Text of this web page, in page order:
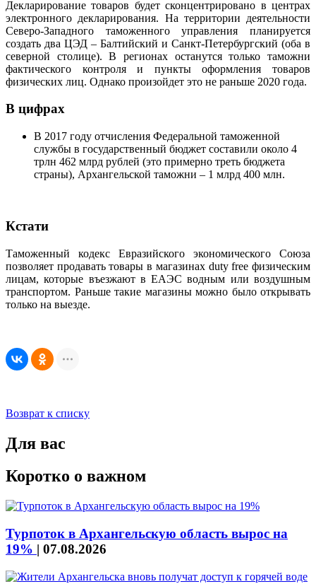
Декларирование товаров будет сконцентрировано в центрах
электронного декларирования. На территории деятельности
Северо-Западного таможенного управления планируется
создать два ЦЭД – Балтийский и Санкт-Петербургский (оба в
северной столице). В регионах останутся только таможни
фактического контроля и пункты оформления товаров
физических лиц. Однако произойдет это не раньше 2020 года.
В цифрах
В 2017 году отчисления Федеральной таможенной
службы в государственный бюджет составили около 4
трлн 462 млрд рублей (это примерно треть бюджета
страны), Архангельской таможни – 1 млрд 400 млн.
Кстати
Таможенный кодекс Евразийского экономического Союза
позволяет продавать товары в магазинах duty free физическим
лицам, которые въезжают в ЕАЭС водным или воздушным
транспортом. Раньше такие магазины можно было открывать
только на выезде.
Возврат к списку
Для вас
Коротко о важном
Турпоток в Архангельскую область вырос на
19% | 07.08.2026